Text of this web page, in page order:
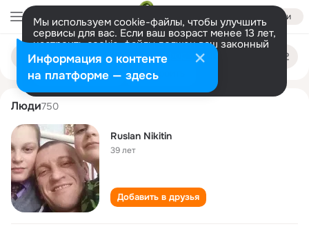
Войти
Мы используем cookie-файлы, чтобы улучшить
сервисы для вас. Если ваш возраст менее 13 лет,
настроить cookie-файлы должен ваш законный
представитель. Больше информации
Разрешить все Настроить
Поиск
людям
ruslan nikitin
Люди750
Ruslan Nikitin
39 лет
Добавить в друзья
Информация о контенте
на платформе — здесь